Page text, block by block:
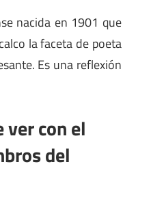
nacida en 1901 que
la faceta de poeta
Es una reflexión
ver con el
del